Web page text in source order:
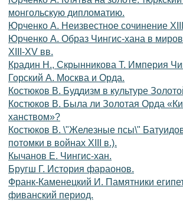
монгольскую дипломатию.
Юрченко А. Неизвестное сочинение
Юрченко А. Образ Чингис-хана в
XIII-XV вв.
Крадин H., Скрынникова Т. Империя
Горский А. Москва и Орда.
Костюков В. Буддизм в культуре
Костюков В. Была ли Золотая Орда
ханством»?
Костюков В. \"Железные псы\"
потомки в войнах XIII в.).
Кычанов Е. Чингис-хан.
Бругш Г. История фараонов.
Франк-Каменецкий И. Памятники
фиванский период.